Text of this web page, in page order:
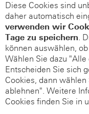
Diese Cookies sind
daher automatisch
verwenden wir
Tage zu speichern.
können auswählen,
Wählen Sie dazu
Entscheiden Sie sich
Cookies, dann
ablehnen". Weitere
Cookies finden Sie in